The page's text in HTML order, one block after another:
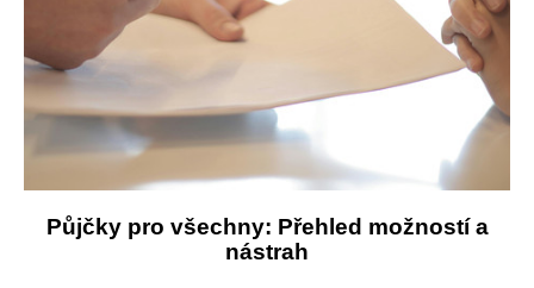
Půjčky pro všechny: Přehled možností a
nástrah